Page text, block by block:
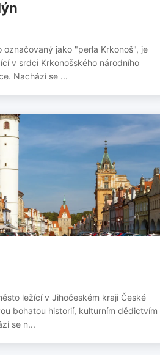
označovaný jako "perla Krkonoš", je
v srdci Krkonošského národního
Nachází se ...
ležící v Jihočeském kraji České
bohatou historií, kulturním dědictvím
se n...